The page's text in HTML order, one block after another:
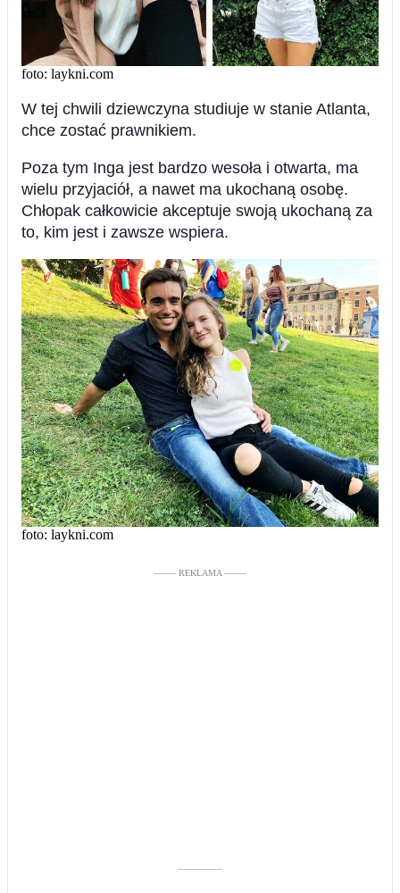
foto: laykni.com
W tej chwili dziewczyna studiuje w stanie Atlanta,
chce zostać prawnikiem.
Poza tym Inga jest bardzo wesoła i otwarta, ma
wielu przyjaciół, a nawet ma ukochaną osobę.
Chłopak całkowicie akceptuje swoją ukochaną za
to, kim jest i zawsze wspiera.
foto: laykni.com
––––– REKLAMA –––––
––––––––––